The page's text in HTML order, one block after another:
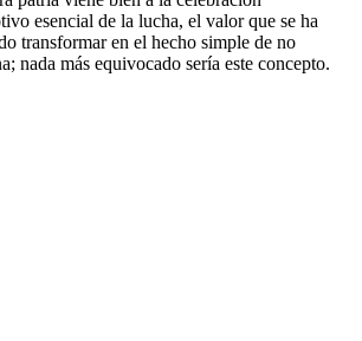
esencial de la lucha, el valor que se ha
transformar en el hecho simple de no
nada más equivocado sería este concepto.